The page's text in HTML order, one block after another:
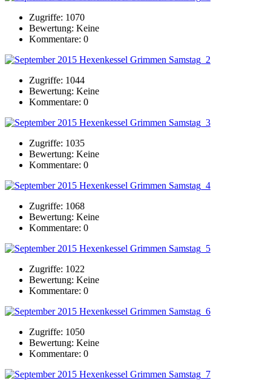
Zugriffe: 1070
Bewertung: Keine
Kommentare: 0
Zugriffe: 1044
Bewertung: Keine
Kommentare: 0
Zugriffe: 1035
Bewertung: Keine
Kommentare: 0
Zugriffe: 1068
Bewertung: Keine
Kommentare: 0
Zugriffe: 1022
Bewertung: Keine
Kommentare: 0
Zugriffe: 1050
Bewertung: Keine
Kommentare: 0